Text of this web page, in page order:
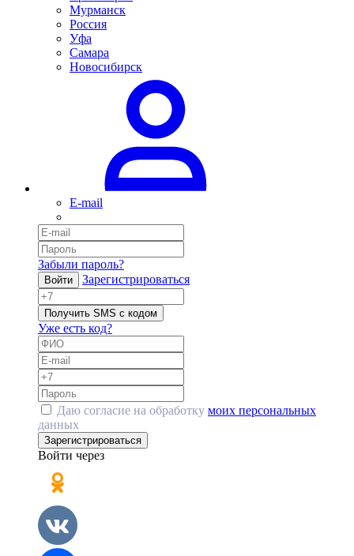
Мурманск
Россия
Уфа
Самара
Новосибирск
E-mail
Забыли пароль?
Войти Зарегистрироваться
Получить SMS с кодом
Уже есть код?
Даю согласие на обработку моих персональных
данных
Зарегистрироваться
Войти через